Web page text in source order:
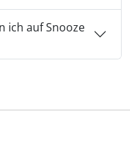
ich auf Snooze